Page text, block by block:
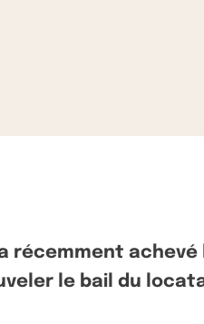
récemment
le bail du